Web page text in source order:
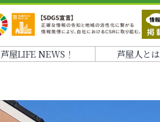
芦屋LIFE NEWS！ 芦屋人とは